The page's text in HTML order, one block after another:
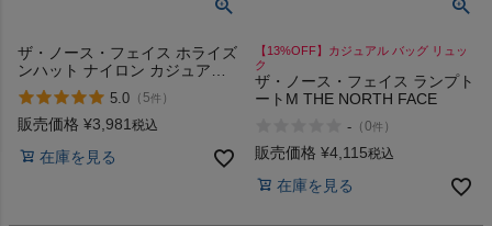
ザ・ノース・フェイス ホライズ
ンハット ナイロン カジュアル
アウトドア 帽子 ハット UVケア
撥水 THE NORTH FACE
Horizon Hat K IG SP アウトレ
5.0 （ 5件 ）
販売価格 ¥3,981税込
在庫を見る
【13%OFF】カジュアル バッグ リュッ
ク
ザ・ノース・フェイス ランプト
ートM THE NORTH FACE
- （0件 ）
販売価格 ¥4,115税込
在庫を見る